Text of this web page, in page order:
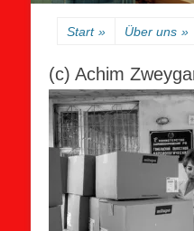
Start » Über uns »
(c) Achim